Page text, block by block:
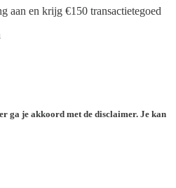
aan en krijg €150 transactietegoed
ga je akkoord met de disclaimer. Je kan